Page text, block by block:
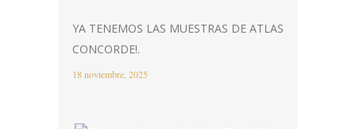
YA TENEMOS LAS MUESTRAS DE ATLAS
CONCORDE!.
18 noviembre, 2025